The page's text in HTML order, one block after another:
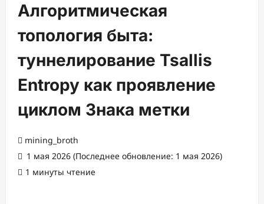
Алгоритмическая
топология быта:
туннелирование Tsallis
Entropy как проявление
циклом Знака метки
mining_broth
1 мая 2026 (Последнее обновление: 1 мая 2026)
1 минуты чтение